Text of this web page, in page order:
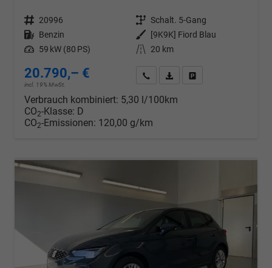
Fahrzeugnr. 20996 Getriebe Schalt. 5-Gang
Kraftstoff Benzin Außenfarbe
[9K9K] Fiord Blau
Leistung 59 kW (80 PS) Kilometerstand 20 km
20.790,– €
incl. 19% MwSt.
Wir rufen Sie anPDF-Datei, Fahrzeugexposé
Verbrauch kombiniert: 5,30 l/100km
CO2-Klasse: D
CO2-Emissionen: 120,00 g/km